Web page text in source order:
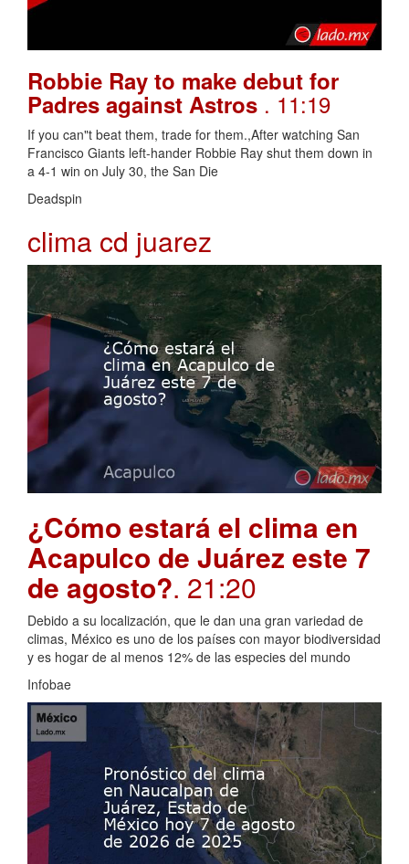
Robbie Ray to make debut for
Padres against Astros . 11:19
If you can"t beat them, trade for them.,After watching San
Francisco Giants left-hander Robbie Ray shut them down in
a 4-1 win on July 30, the San Die
Deadspin
clima cd juarez
¿Cómo estará el clima en
Acapulco de Juárez este 7
de agosto?. 21:20
Debido a su localización, que le dan una gran variedad de
climas, México es uno de los países con mayor biodiversidad
y es hogar de al menos 12% de las especies del mundo
Infobae